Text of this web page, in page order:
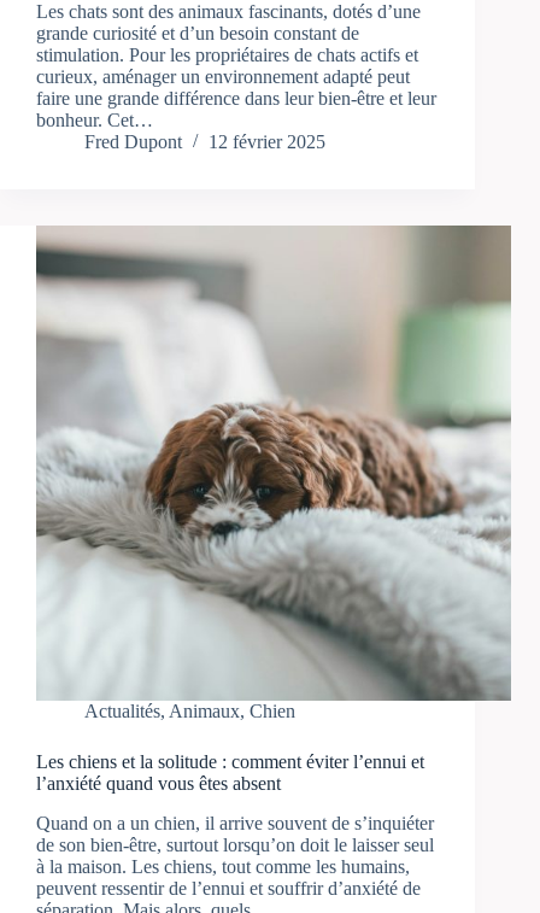
Les chats sont des animaux fascinants, dotés d’une
grande curiosité et d’un besoin constant de
stimulation. Pour les propriétaires de chats actifs et
curieux, aménager un environnement adapté peut
faire une grande différence dans leur bien-être et leur
bonheur. Cet…
Fred Dupont
12 février 2025
Actualités, Animaux, Chien
Les chiens et la solitude : comment éviter l’ennui et
l’anxiété quand vous êtes absent
Quand on a un chien, il arrive souvent de s’inquiéter
de son bien-être, surtout lorsqu’on doit le laisser seul
à la maison. Les chiens, tout comme les humains,
peuvent ressentir de l’ennui et souffrir d’anxiété de